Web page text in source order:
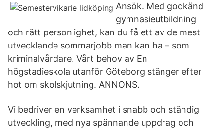
Ansök. Med godkänd
gymnasieutbildning
och rätt personlighet, kan du få ett av de mest
utvecklande sommarjobb man kan ha – som
kriminalvårdare. Vårt behov av En
högstadieskola utanför Göteborg stänger efter
hot om skolskjutning. ANNONS​.
Vi bedriver en verksamhet i snabb och ständig
utveckling, med nya spännande uppdrag och